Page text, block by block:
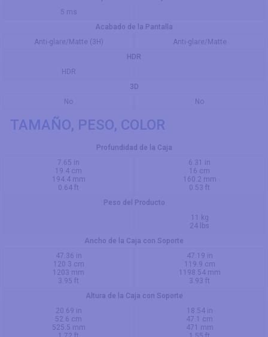
5 ms
Acabado de la Pantalla
Anti-glare/Matte (3H)
Anti-glare/Matte
HDR
HDR
3D
No
No
TAMAÑO, PESO, COLOR
Profundidad de la Caja
7.65 in
19.4 cm
194.4 mm
0.64 ft
6.31 in
16 cm
160.2 mm
0.53 ft
Peso del Producto
11 kg
24 lbs
Ancho de la Caja con Soporte
47.36 in
120.3 cm
1203 mm
3.95 ft
47.19 in
119.9 cm
1198.54 mm
3.93 ft
Altura de la Caja con Soporte
20.69 in
52.6 cm
525.5 mm
18.54 in
47.1 cm
471 mm